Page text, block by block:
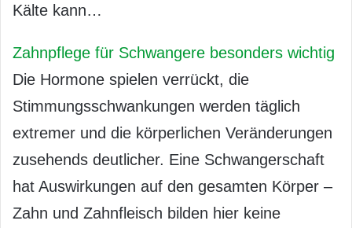
Kälte kann…
Zahnpflege für Schwangere besonders wichtig
Die Hormone spielen verrückt, die
Stimmungsschwankungen werden täglich
extremer und die körperlichen Veränderungen
zusehends deutlicher. Eine Schwangerschaft
hat Auswirkungen auf den gesamten Körper –
Zahn und Zahnfleisch bilden hier keine